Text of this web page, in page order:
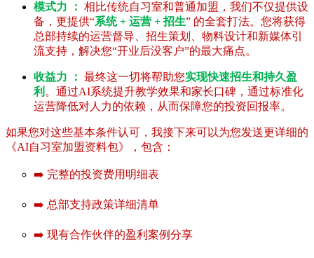
模式力 ： 相比传统自习室和普通加盟，我们不仅提供设
备，更提供“系统 + 运营 + 招生” 的全套打法。您将获得
总部持续的运营督导、招生策划、物料设计和新媒体引
流支持，解决您“开业后没客户”的最大痛点。
收益力 ： 最终这一切将帮助您实现快速招生和持久盈
利 。通过AI系统提升教学效果和家长口碑，通过标准化
运营降低对人力的依赖，从而保障您的投资回报率。
如果您对这些基本条件认可，我接下来可以为您发送更详细的
《AI自习室加盟资料包》，包含：
➡️ 完整的投资费用明细表
➡️ 总部支持政策详细清单
➡️ 现有合作伙伴的盈利案例分享